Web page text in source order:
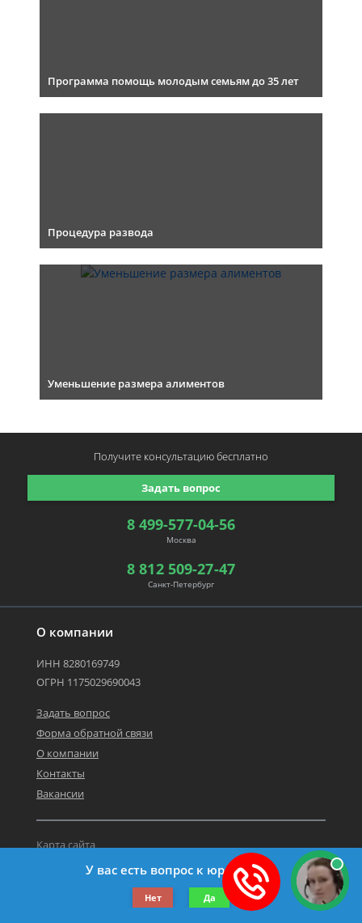
Программа помощь молодым семьям до 35 лет
Процедура развода
Уменьшение размера алиментов
О компании
ИНН 8280169749
ОГРН 1175029690043
Задать вопрос
Форма обратной связи
О компании
Контакты
Вакансии
©2019-2026 Все права защищены.
Карта сайта
Политика персональных данных
8 499-577-04-56
Москва
8 812 509-27-47
Санкт-Петербург
Задать вопрос
Получите консультациюбесплатно
У вас есть вопрос к юристу?
Нет Да